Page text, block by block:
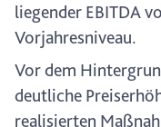
liegender EBITDA
Vorjahresniveau.
Vor dem
deutliche
realisierten